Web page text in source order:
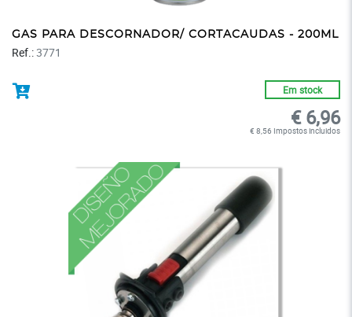
GAS PARA DESCORNADOR/ CORTACAUDAS - 200ML
Ref.:3771
Em stock
€ 6,96
€ 8,56 Impostos incluidos